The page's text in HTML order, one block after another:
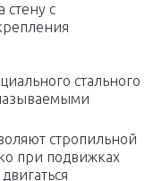
стену с
стального
стропильной
при подвижках